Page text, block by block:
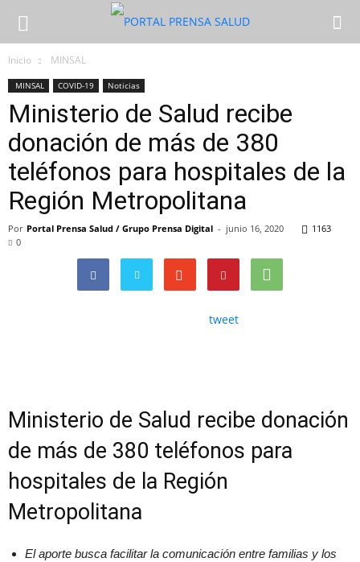
Inicio MINSAL
MINSAL COVID-19 Noticias
Ministerio de Salud recibe
donación de más de 380
teléfonos para hospitales de la
Región Metropolitana
Por Portal Prensa Salud / Grupo Prensa Digital - junio 16, 2020
1163
0
tweet
Ministerio de Salud recibe donación
de más de 380 teléfonos para
hospitales de la Región
Metropolitana
El aporte busca facilitar la comunicación entre familias y los